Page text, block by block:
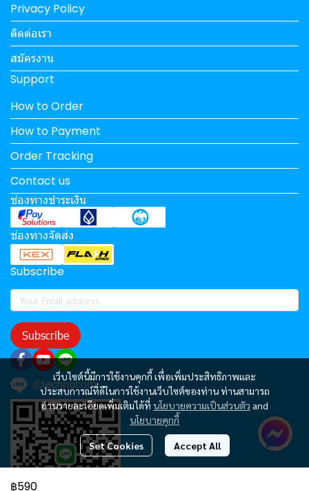
฿590
เว็บไซต์นี้มีการใช้งานคุกกี้ เพื่อเพิ่มประสิทธิภาพและ
ประสบการณ์ที่ดีในการใช้งานเว็บไซต์ของท่าน ท่านสามารถ
อ่านรายละเอียดเพิ่มเติมได้ที่ นโยบายความเป็นส่วนตัว and
นโยบายคุกกี้
Set Cookies Accept All
Privacy Policy
ติดต่อเรา
สมัครงาน
Support
How to Order
How to Payment
Order Tracking
Contact us
ช่องทางชำระเงิน
ช่องทางจัดส่ง
Subscribe
Subscribe
@technocom